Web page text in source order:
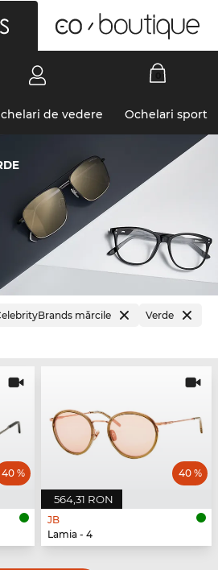
de vedere Ochelari sport
mărcile Verde
40 %
564,31 RON
40 %
JB
Lamia - 4